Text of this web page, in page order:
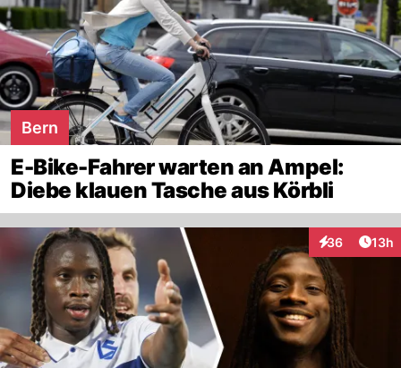
Bern
E-Bike-Fahrer warten an Ampel:
Diebe klauen Tasche aus Körbli
36
Interaktionen
13h